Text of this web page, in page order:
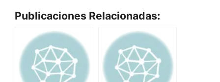
Publicaciones Relacionadas: